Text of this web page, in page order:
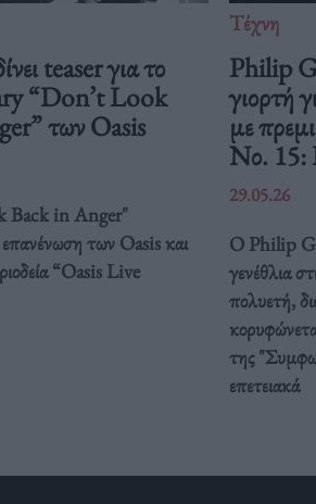
teaser για το
“Don’t Look
των Oasis
Back in Anger"
των Oasis και
“Oasis Live
Τέχνη
Philip
γιορτή
με
Νο. 15:
29.05.26
Ο Philip
γενέθλια
πολυετή,
της
επετειακά